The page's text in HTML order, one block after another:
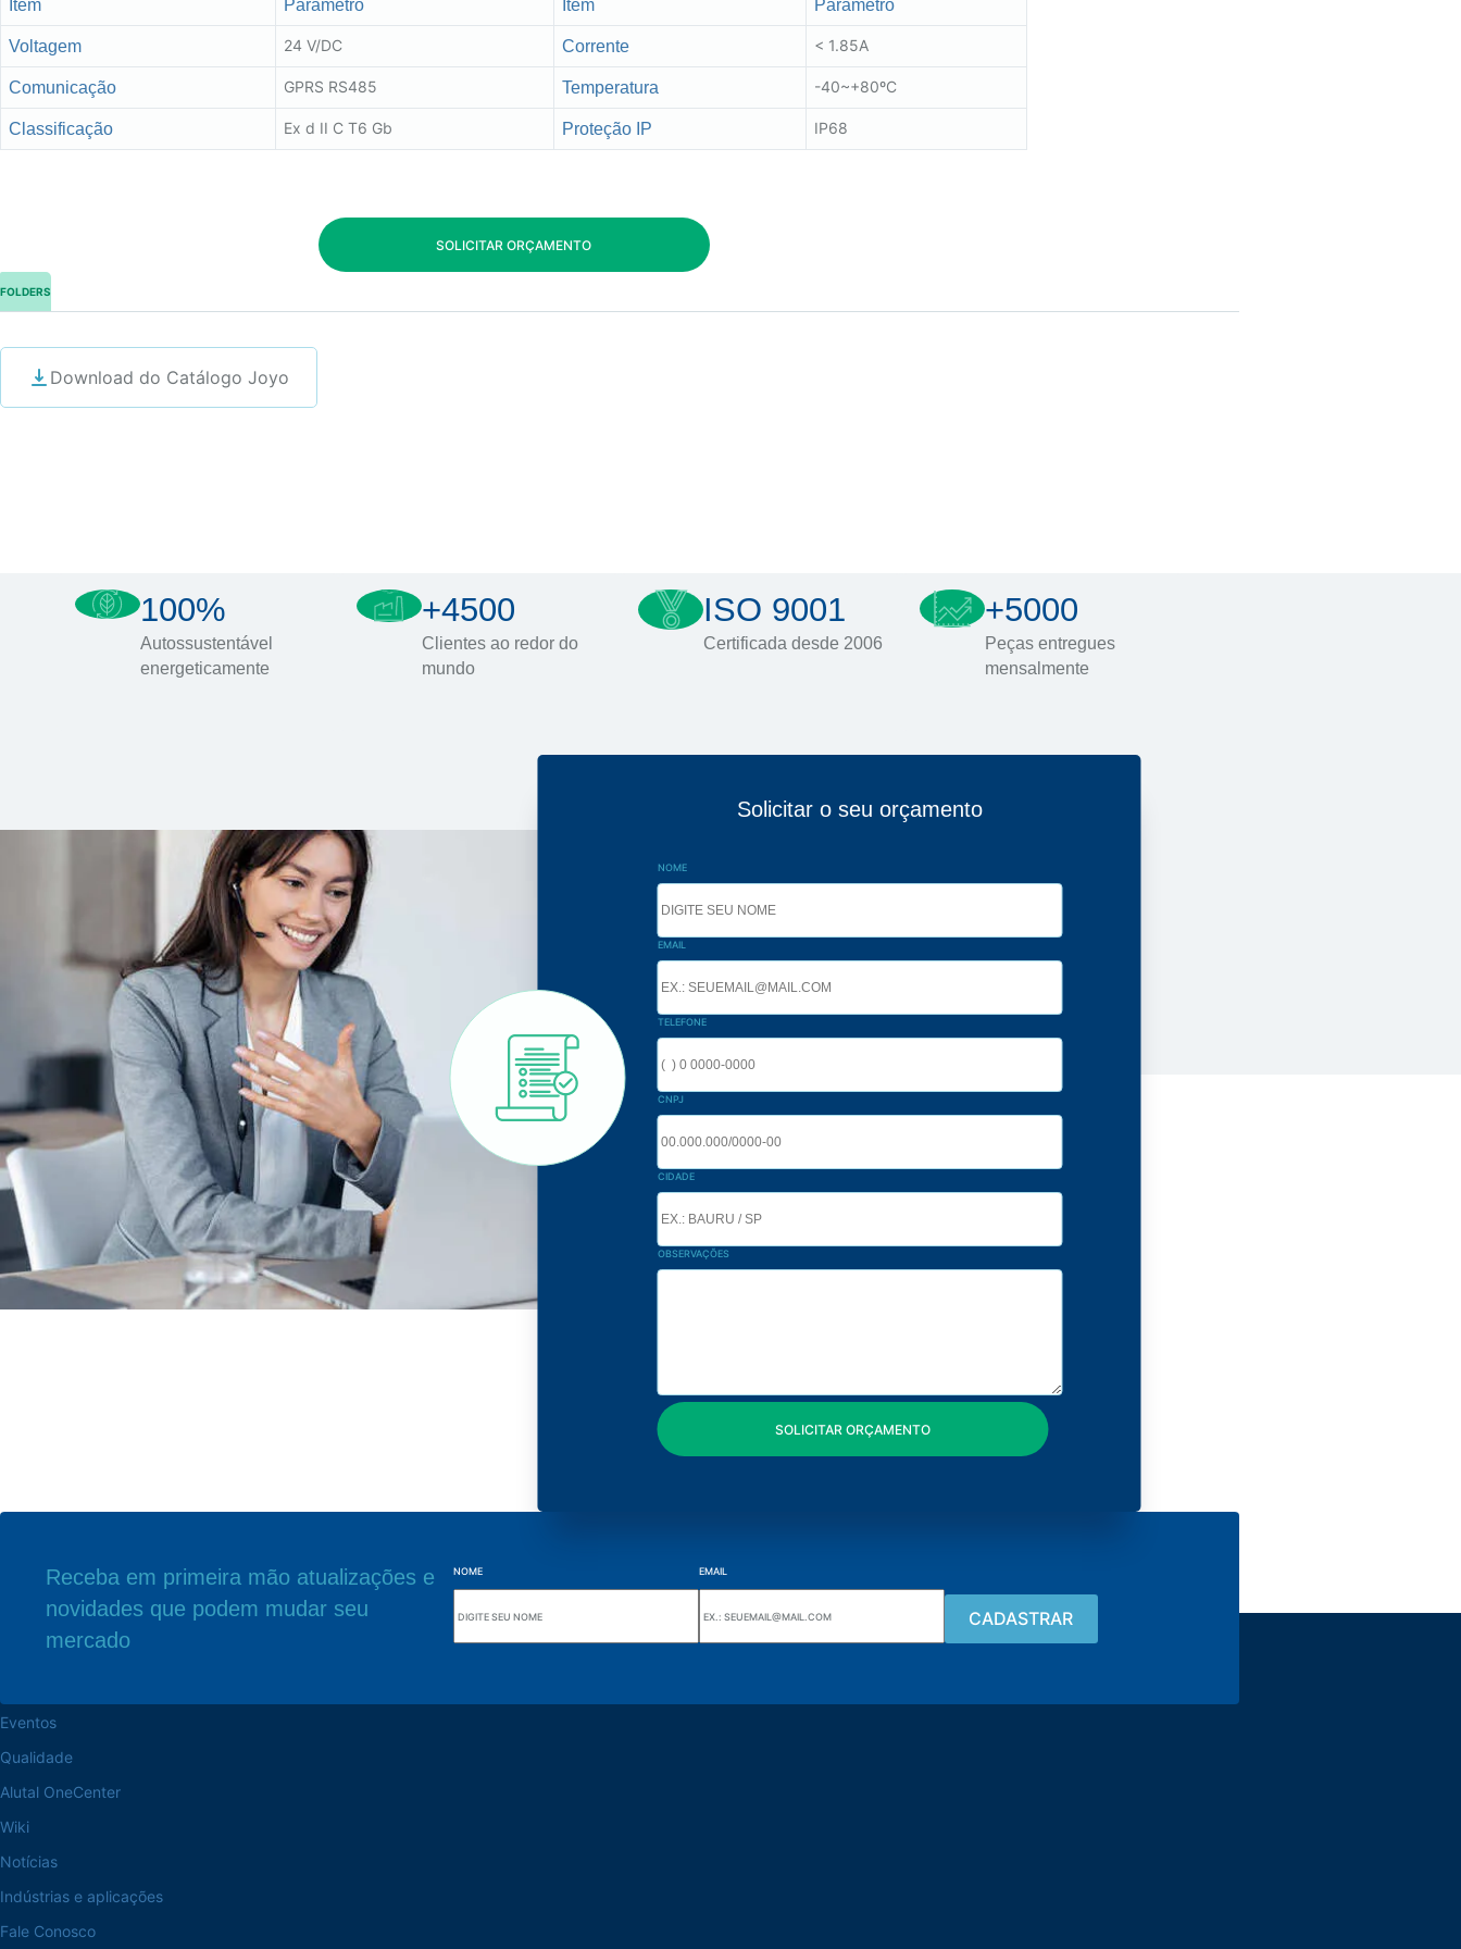
Item
Parâmetro Item Parâmetro
Voltagem 24 V/DC Corrente < 1.85A
Comunicação GPRS RS485 Temperatura -40~+80ºC
Classificação Ex d II C T6 Gb Proteção IP IP68
SOLICITAR ORÇAMENTO
FOLDERS
Download do Catálogo Joyo
100%
Autossustentável
energeticamente
+4500
Clientes ao redor do
mundo
ISO 9001
Certificada desde 2006
+5000
Peças entregues
mensalmente
Solicitar o seu orçamento
NOME
EMAIL
TELEFONE
CNPJ
CIDADE
OBSERVAÇÕES
Receba em primeira mão atualizações e
novidades que podem mudar seu
mercado
NOME EMAIL
Navegue pelo site
Sobre a Alutal
Eventos
Qualidade
Alutal OneCenter
Wiki
Notícias
Indústrias e aplicações
Fale Conosco
Wiki Alutal